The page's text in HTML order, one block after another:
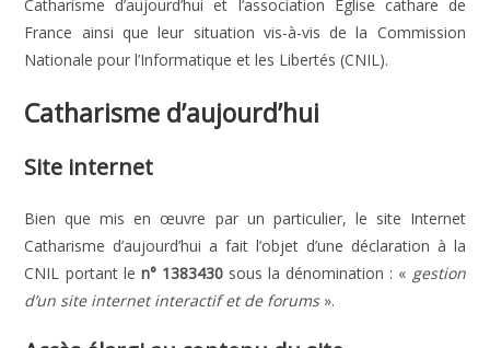
Catharisme d’aujourd’hui et l’association Église cathare de
France ainsi que leur situation vis-à-vis de la Commission
Nationale pour l’Informatique et les Libertés (CNIL).
Catharisme d’aujourd’hui
Site internet
Bien que mis en œuvre par un particulier, le site Internet
Catharisme d’aujourd’hui a fait l’objet d’une déclaration à la
CNIL portant le n° 1383430sous la dénomination : « gestion
d’un site internet interactif et de forums».